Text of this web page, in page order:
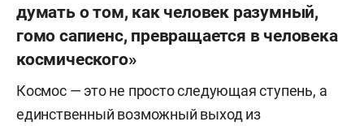
думать о том, как человек разумный,
гомо сапиенс, превращается в человека
космического»
Космос — это не просто следующая ступень, а
единственный возможный выход из